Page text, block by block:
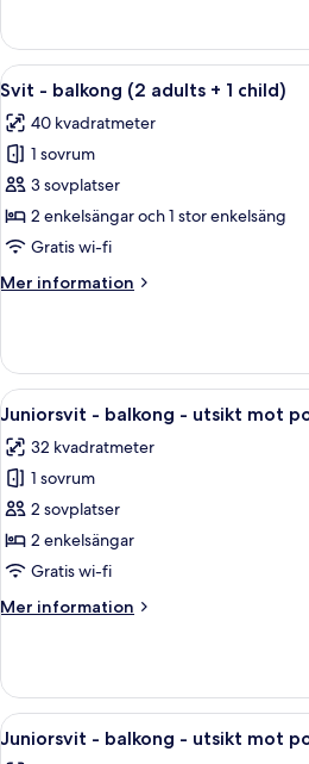
-
balkong
Öppna
alla
foton
för
Svit
-
balkong
adults
child)
Ett
6
Svit - balkong (2 adults + 1 child)
40 kvadratmeter
1 sovrum
3 sovplatser
2 enkelsängar och 1 stor enkelsäng
Gratis wi-fi
Mer information
Mer
-
balkong
(2
+
Öppna
alla
foton
för
Juniorsvit
-
balkong
utsikt
Ett
5
Juniorsvit - balkong - utsikt mot
32 kvadratmeter
1 sovrum
2 sovplatser
2 enkelsängar
Gratis wi-fi
Mer information
Mer
-
balkong
-Öppna
alla
Ett
5
Juniorsvit - balkong - utsikt mot